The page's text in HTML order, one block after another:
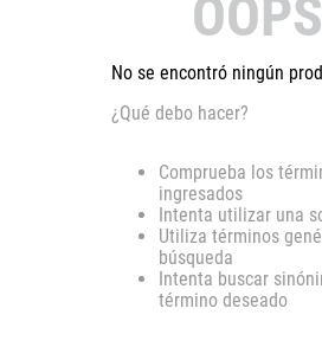
No se encontró ningún
¿Qué debo hacer?
Comprueba los
ingresados
Intenta utilizar una
Utiliza términos
búsqueda
Intenta buscar
término deseado